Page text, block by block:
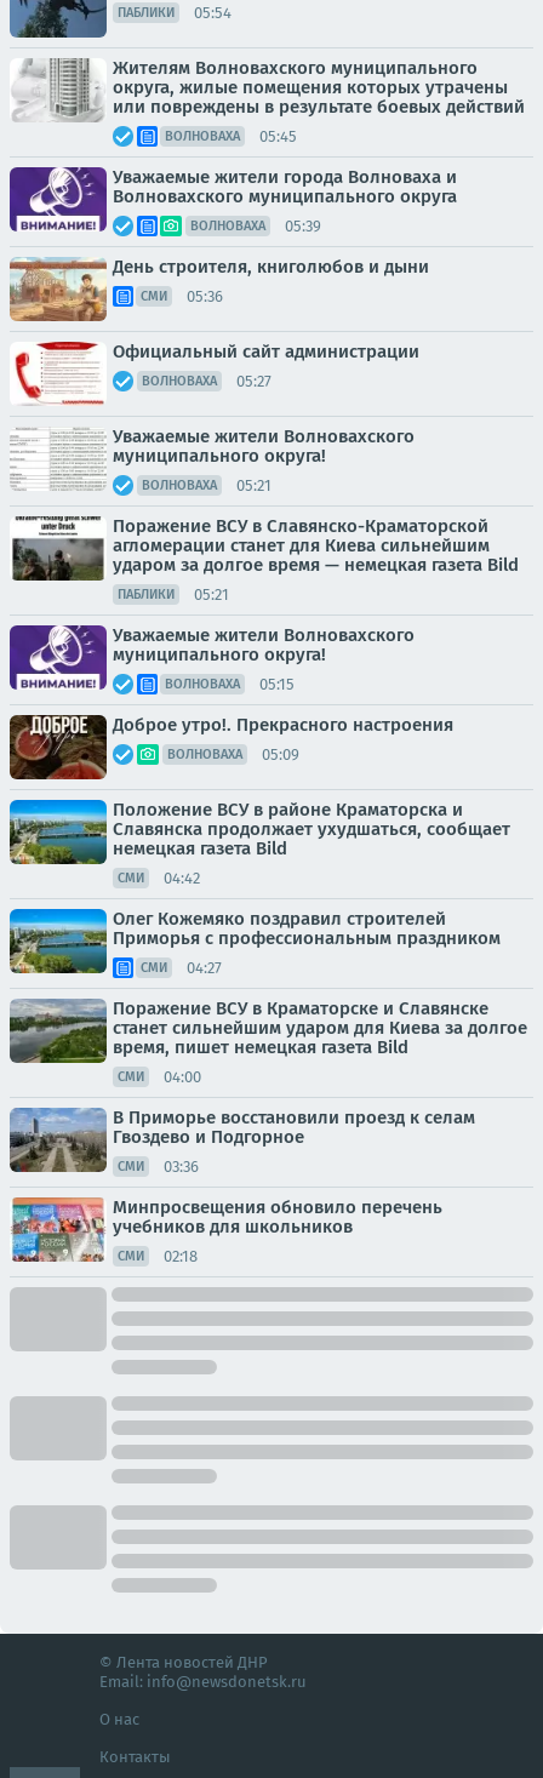
ПАБЛИКИ 05:54
Жителям Волновахского муниципального
округа, жилые помещения которых утрачены
или повреждены в результате боевых действий
ВОЛНОВАХА 05:45
Уважаемые жители города Волноваха и
Волновахского муниципального округа
ВОЛНОВАХА 05:39
День строителя, книголюбов и дыни
СМИ 05:36
Официальный сайт администрации
ВОЛНОВАХА 05:27
Уважаемые жители Волновахского
муниципального округа!
ВОЛНОВАХА 05:21
Поражение ВСУ в Славянско-Краматорской
агломерации станет для Киева сильнейшим
ударом за долгое время — немецкая газета Bild
ПАБЛИКИ 05:21
Уважаемые жители Волновахского
муниципального округа!
ВОЛНОВАХА 05:15
Доброе утро!. Прекрасного настроения
ВОЛНОВАХА 05:09
Положение ВСУ в районе Краматорска и
Славянска продолжает ухудшаться, сообщает
немецкая газета Bild
СМИ 04:42
Олег Кожемяко поздравил строителей
Приморья с профессиональным праздником
СМИ 04:27
Поражение ВСУ в Краматорске и Славянске
станет сильнейшим ударом для Киева за долгое
время, пишет немецкая газета Bild
СМИ 04:00
В Приморье восстановили проезд к селам
Гвоздево и Подгорное
СМИ 03:36
Минпросвещения обновило перечень
учебников для школьников
СМИ 02:18
© Лента новостей ДНР
Email: info@newsdonetsk.ru
О нас
Контакты